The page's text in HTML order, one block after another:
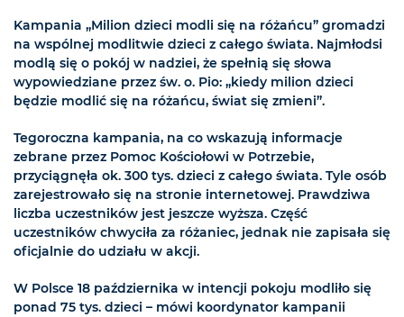
Kampania „Milion dzieci modli się na różańcu” gromadzi
na wspólnej modlitwie dzieci z całego świata. Najmłodsi
modlą się o pokój w nadziei, że spełnią się słowa
wypowiedziane przez św. o. Pio: „kiedy milion dzieci
będzie modlić się na różańcu, świat się zmieni”.
Tegoroczna kampania, na co wskazują informacje
zebrane przez Pomoc Kościołowi w Potrzebie,
przyciągnęła ok. 300 tys. dzieci z całego świata. Tyle osób
zarejestrowało się na stronie internetowej. Prawdziwa
liczba uczestników jest jeszcze wyższa. Część
uczestników chwyciła za różaniec, jednak nie zapisała się
oficjalnie do udziału w akcji.
W Polsce 18 października w intencji pokoju modliło się
ponad 75 tys. dzieci – mówi koordynator kampanii